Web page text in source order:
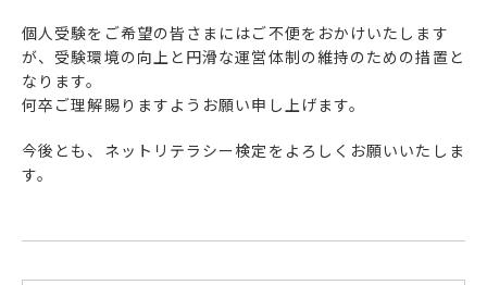
個人受験をご希望の皆さまにはご不便をおかけいたします
が、受験環境の向上と円滑な運営体制の維持のための措置と
なります。
何卒ご理解賜りますようお願い申し上げます。
今後とも、ネットリテラシー検定をよろしくお願いいたしま
す。